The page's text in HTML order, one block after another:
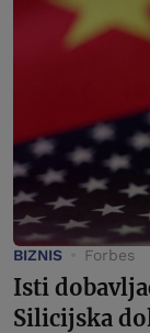
BIZNIS Forbes
Isti
Silicijska